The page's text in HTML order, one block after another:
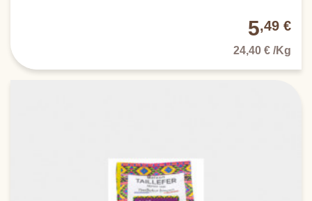
5,49 €
24,40 € /Kg